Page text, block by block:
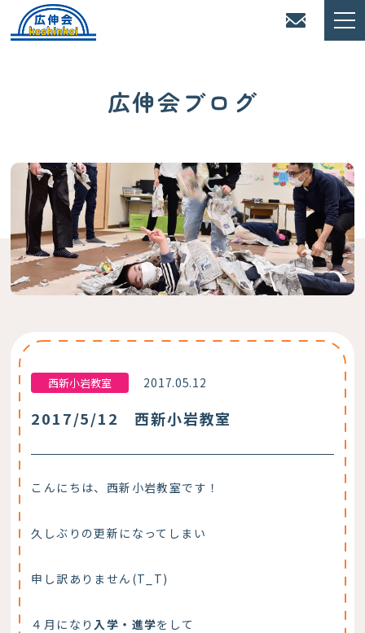
広伸会ブログ
西新小岩教室 2017.05.12
2017/5/12 西新小岩教室
こんにちは、西新小岩教室です！
久しぶりの更新になってしまい
申し訳ありません(T_T)
４月になり 入学・進学をして